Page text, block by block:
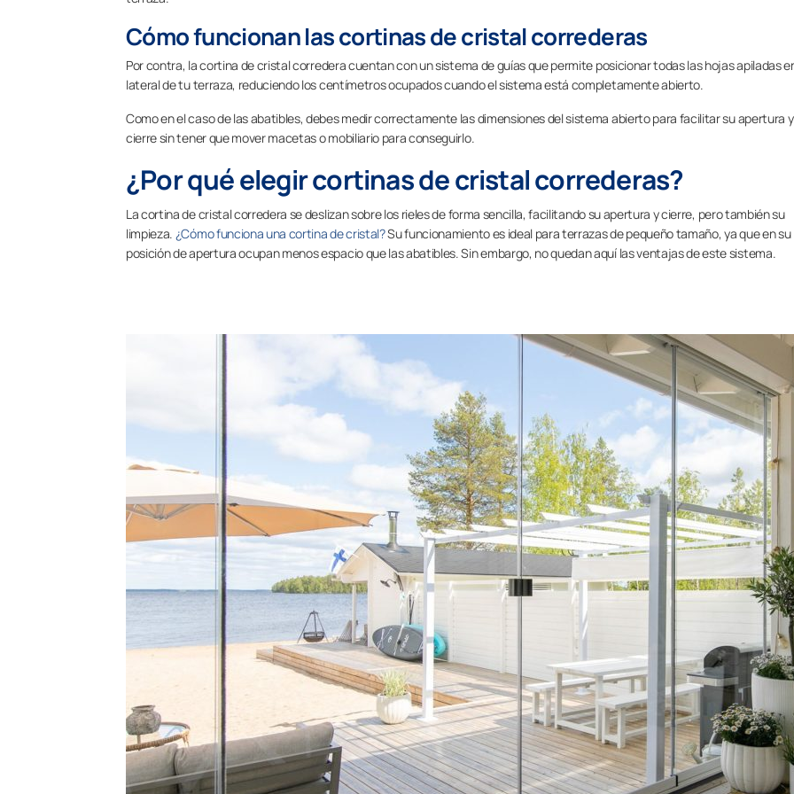
Cómo funcionan las cortinas de cristal correderas
Por contra, la cortina de cristal corredera cuentan con un sistema de guías que permite posicionar todas las hojas apiladas
lateral de tu terraza, reduciendo los centímetros ocupados cuando el sistema está completamente abierto.
Como en el caso de las abatibles, debes medir correctamente las dimensiones del sistema abierto para facilitar su apertura y
cierre sin tener que mover macetas o mobiliario para conseguirlo.
¿Por qué elegir cortinas de cristal correderas?
La cortina de cristal corredera se deslizan sobre los rieles de forma sencilla, facilitando su apertura y cierre, pero también su
limpieza. ¿Cómo funciona una cortina de cristal?Su funcionamiento es ideal para terrazas de pequeño tamaño, ya que en su
posición de apertura ocupan menos espacio que las abatibles. Sin embargo, no quedan aquí las ventajas de este sistema.